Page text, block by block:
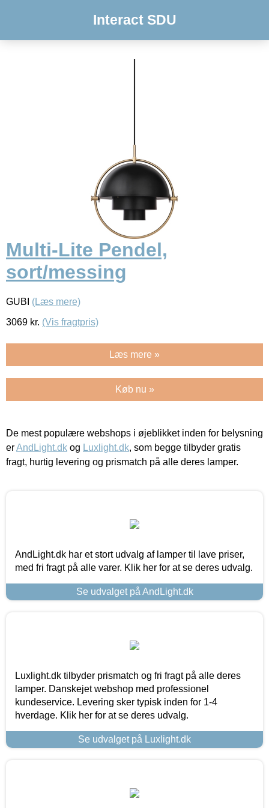
Interact SDU
Multi-Lite Pendel,
sort/messing
GUBI (Læs mere)
3069 kr. (Vis fragtpris)
Læs mere »
Køb nu »
De mest populære webshops i øjeblikket inden for belysning
erAndLight.dk og Luxlight.dk, som begge tilbyder gratis
fragt, hurtig levering og prismatch på alle deres lamper.
AndLight.dk har et stort udvalg af lamper til lave priser,
med fri fragt på alle varer. Klik her for at se deres udvalg.
Se udvalget på AndLight.dk
Luxlight.dk tilbyder prismatch og fri fragt på alle deres
lamper. Danskejet webshop med professionel
kundeservice. Levering sker typisk inden for 1-4
hverdage. Klik her for at se deres udvalg.
Se udvalget på Luxlight.dk